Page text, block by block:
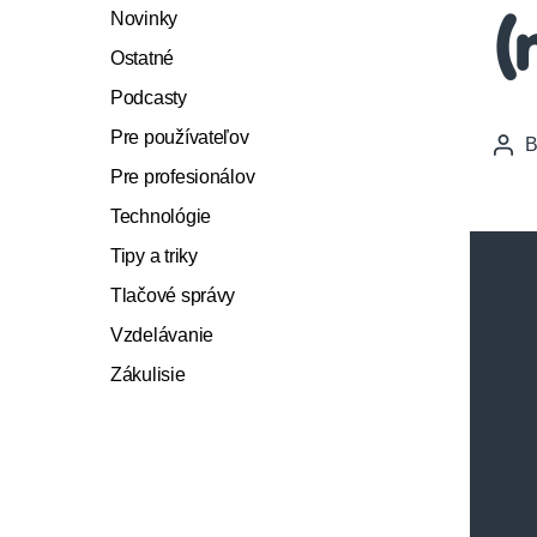
Novinky
Ostatné
Podcasty
Pre používateľov
Pre profesionálov
Technológie
Tipy a triky
Tlačové správy
Vzdelávanie
Zákulisie